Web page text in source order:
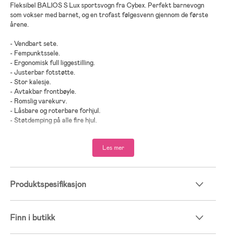
Fleksibel BALIOS S Lux sportsvogn fra Cybex. Perfekt barnevogn
som vokser med barnet, og en trofast følgesvenn gjennom de første
årene.
- Vendbart sete.
- Fempunktssele.
- Ergonomisk full liggestilling.
- Justerbar fotstøtte.
- Stor kalesje.
- Avtakbar frontbøyle.
- Romslig varekurv.
- Låsbare og roterbare forhjul.
- Støtdemping på alle fire hjul.
- Foldes sammen til en liten størrelse.
mye å tenke på med ulike modeller, merker og funksjoner. For å gjøre
Jollyrooms Barnevognsguide
Les mer
Produktspesifikasjon
Finn i butikk